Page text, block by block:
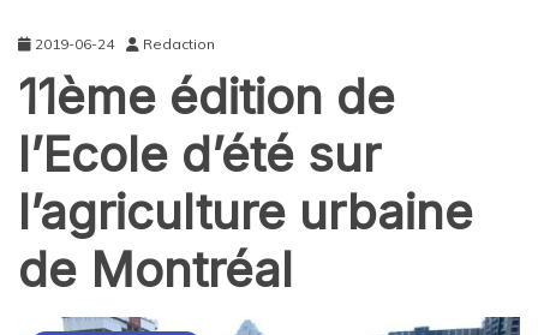
2019-06-24 Redaction
11ème édition de
l’Ecole d’été sur
l’agriculture urbaine
de Montréal